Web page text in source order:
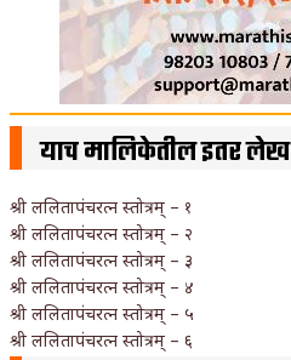
याच मालिकेतील इतर लेख
श्री ललितापंचरत्न स्तोत्रम् – १
श्री ललितापंचरत्न स्तोत्रम् – २
श्री ललितापंचरत्न स्तोत्रम् – ३
श्री ललितापंचरत्न स्तोत्रम् – ४
श्री ललितापंचरत्न स्तोत्रम् – ५
श्री ललितापंचरत्न स्तोत्रम् – ६